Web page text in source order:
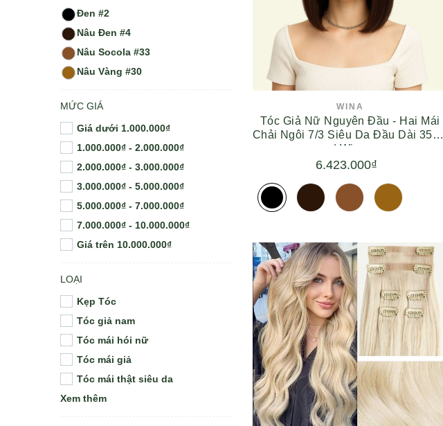
Đen #2
Nâu Đen #4
Nâu Socola #33
Nâu Vàng #30
MỨC GIÁ
Giá dưới 1.000.000₫
1.000.000₫ - 2.000.000₫
2.000.000₫ - 3.000.000₫
3.000.000₫ - 5.000.000₫
5.000.000₫ - 7.000.000₫
7.000.000₫ - 10.000.000₫
Giá trên 10.000.000₫
LOẠI
Kẹp Tóc
Tóc giả nam
Tóc mái hói nữ
Tóc mái giả
Tóc mái thật siêu da
Xem thêm
WINA
Tóc Giả Nữ Nguyên Đầu - Hai Mái
Chải Ngôi 7/3 Siêu Da Đầu Dài 35cm
| Wina
6.423.000₫